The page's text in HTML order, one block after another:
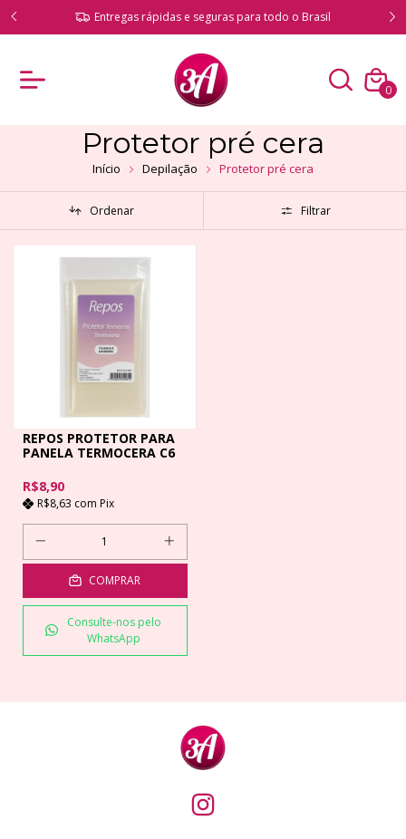
Entregas rápidas e seguras para todo o Brasil
0
Protetor pré cera
Início Depilação Protetor pré cera
Ordenar Filtrar
REPOS PROTETOR PARA
PANELA TERMOCERA C6
R$8,90
R$8,63 com Pix
COMPRAR
Consulte-nos pelo
WhatsApp